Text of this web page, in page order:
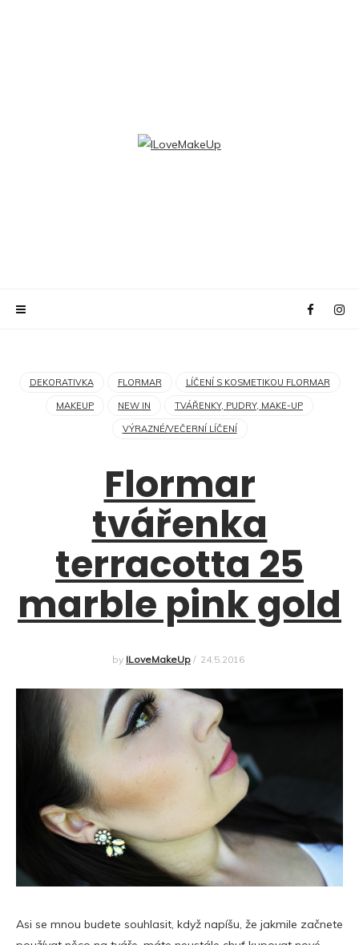
DEKORATIVKA FLORMAR LÍČENÍ S KOSMETIKOU FLORMAR
MAKEUP NEW IN TVÁŘENKY, PUDRY, MAKE-UP
VÝRAZNÉ/VEČERNÍ LÍČENÍ
Flormar
tvářenka
terracotta 25
marble pink gold
by ILoveMakeUp / 24.5.2016
Asi se mnou budete souhlasit, když napíšu, že jakmile začnete